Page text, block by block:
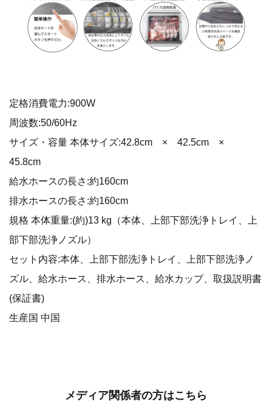
定格消費電力:900W
周波数:50/60Hz
サイズ・容量 本体サイズ:42.8cm × 42.5cm ×
45.8cm
給水ホースの長さ:約160cm
排水ホースの長さ:約160cm
規格 本体重量:(約)13 kg（本体、上部下部洗浄トレイ、上
部下部洗浄ノズル）
セット内容:本体、上部下部洗浄トレイ、上部下部洗浄ノ
ズル、給水ホース、排水ホース、給水カップ、取扱説明書
(保証書)
生産国 中国
メディア関係者の方はこちら